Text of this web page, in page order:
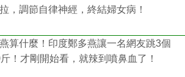
，調節自律神經，終結婦女病！
算什麼！印度鄭多燕讓一名網友跳3個
！才剛開始看，就辣到噴鼻血了！